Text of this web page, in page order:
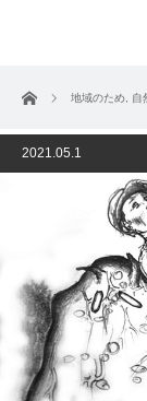
ホーム 地域のため 自
2021.05.1